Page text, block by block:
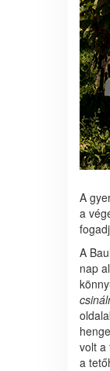
A
a
A
nap
volt a
a